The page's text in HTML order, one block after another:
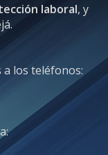
laboral, y
los teléfonos: